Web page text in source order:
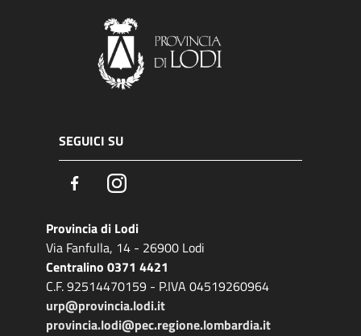
SEGUICI SU
FacebookInstagram
Provincia di Lodi
Via Fanfulla, 14 - 26900 Lodi
Centralino 0371 4421
C.F. 92514470159 - P.IVA 04519260964
urp@provincia.lodi.it
provincia.lodi@pec.regione.lombardia.it